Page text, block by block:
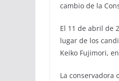
cambio de la
El 11 de abril de
lugar de los
Keiko Fujimori,
La conservadora